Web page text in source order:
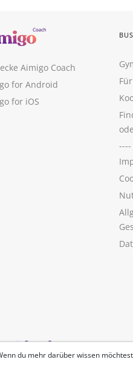
du mehr darüber wissen
Aimigo Coach
for Android
for iOS
----